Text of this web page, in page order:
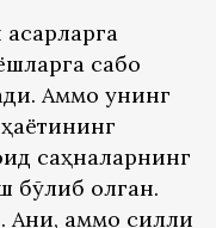
сабоқ
Аммо унинг
саҳналарнинг
қолган.
аммо силлиқ